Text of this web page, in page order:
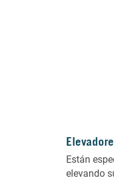
Están
elevando